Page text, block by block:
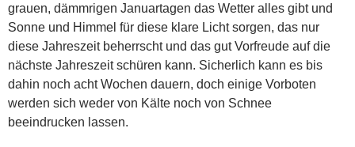
grauen, dämmrigen Januartagen das Wetter alles gibt und
Sonne und Himmel für diese klare Licht sorgen, das nur
diese Jahreszeit beherrscht und das gut Vorfreude auf die
nächste Jahreszeit schüren kann. Sicherlich kann es bis
dahin noch acht Wochen dauern, doch einige Vorboten
werden sich weder von Kälte noch von Schnee
beeindrucken lassen.